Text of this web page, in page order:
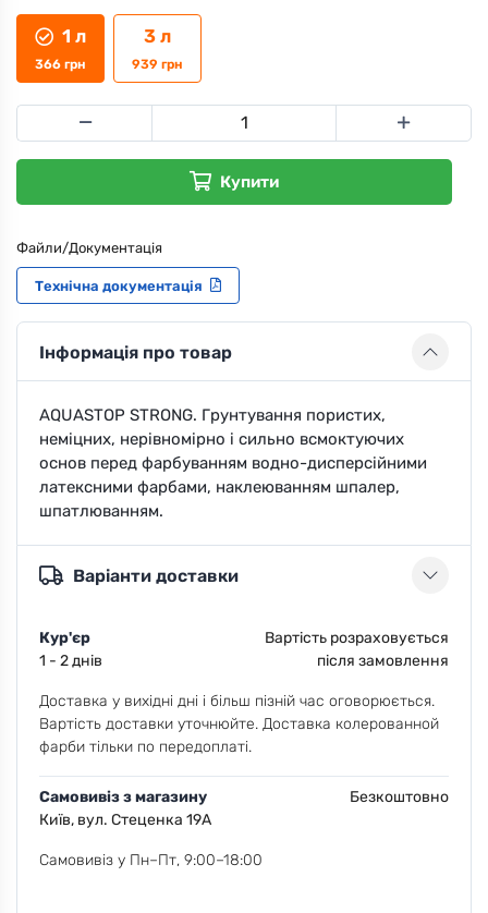
1 л
366 грн
3 л
939 грн
Купити
Файли/Документація
Технічна документація
Інформація про товар
AQUASTOP STRONG. Грунтування пористих,
неміцних, нерівномірно і сильно всмоктуючих
основ перед фарбуванням водно-дисперсійними
латексними фарбами, наклеюванням шпалер,
шпатлюванням.
Варіанти доставки
Кур'єр
1 - 2 днів
Вартість розраховується
після замовлення
Доставка у вихідні дні і більш пізній час оговорюється.
Вартість доставки уточнюйте. Доставка колерованной
фарби тільки по передоплаті.
Самовивіз з магазину
Київ, вул. Стеценка 19А
Безкоштовно
Самовивіз у Пн–Пт, 9:00–18:00